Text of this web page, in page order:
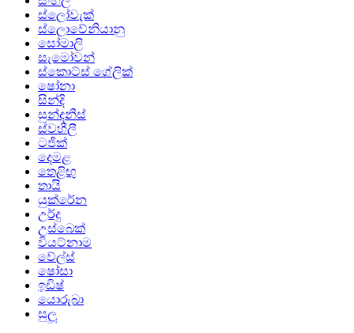
ස්ලෝවැක්
ස්ලොවේනියානු
සෝමාලි
සැමෝවන්
ස්කොට්ස් ගේලික්
ෂෝනා
සින්දි
සුන්දනීස්
ස්වහීලී
ටජික්
දෙමළ
තෙළිඟු
තායි
යුක්රේන
උර්දු
උස්බෙක්
වියට්නාම
වේල්ස්
ෂෝසා
ඉඩිෂ්
යොරුබා
සුලූ